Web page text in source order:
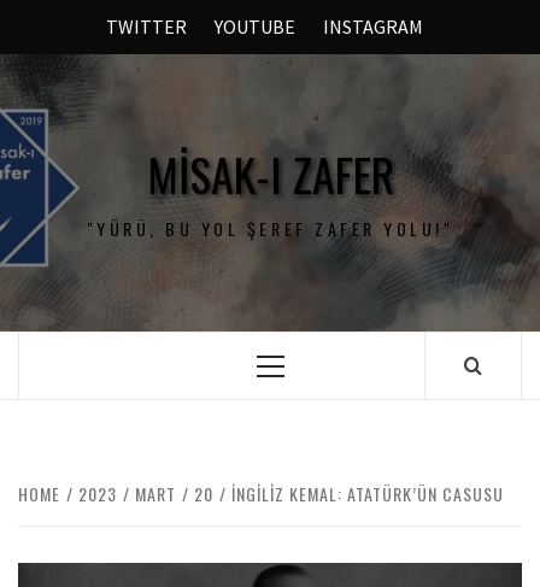
TWITTER YOUTUBE INSTAGRAM
MISAK-I ZAFER
"YÜRÜ, BU YOL ŞEREF ZAFER YOLU!"
HOME 2023 MART 20 İNGİLİZ KEMAL: ATATÜRK’ÜN CASUSU